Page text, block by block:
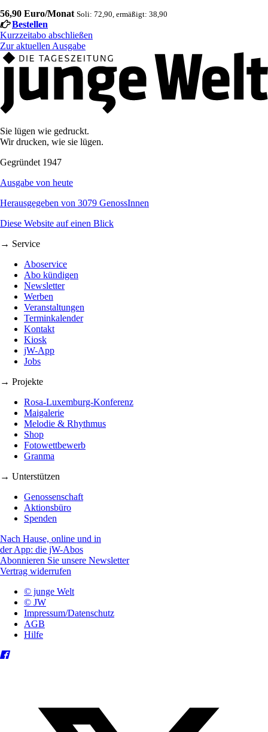
56,90 Euro/Monat Soli: 72,90, ermäßigt: 38,90
Bestellen
Kurzzeitabo abschließen
Zur aktuellen Ausgabe
Sie lügen wie gedruckt.
Wir drucken, wie sie lügen.
Gegründet 1947
Ausgabe von heute
Herausgegeben von 3079 GenossInnen
Diese Website auf einen Blick
→ Service
Aboservice
Abo kündigen
Newsletter
Werben
Veranstaltungen
Terminkalender
Kontakt
Kiosk
jW-App
Jobs
→ Projekte
Rosa-Luxemburg-Konferenz
Maigalerie
Melodie & Rhythmus
Shop
Fotowettbewerb
Granma
→ Unterstützen
Genossenschaft
Aktionsbüro
Spenden
Nach Hause, online und in
der App: die jW-Abos
Abonnieren Sie unsere Newsletter
Vertrag widerrufen
© junge Welt
© JW
Impressum/Datenschutz
AGB
Hilfe